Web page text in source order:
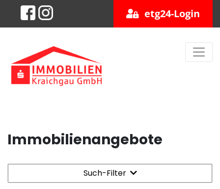
etg24-Login
Immobilienangebote
Such-Filter